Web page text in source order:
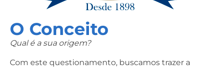
O Conceito
Qual é a sua origem?
Com este questionamento, buscamos trazer a